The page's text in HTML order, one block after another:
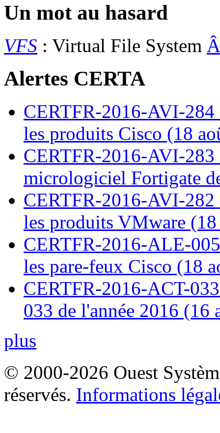
Un mot au hasard
VFS : Virtual File System
Alertes CERTA
CERTFR-2016-AVI-
les produits Cisco (18
CERTFR-2016-AVI-
micrologiciel Fortigate
CERTFR-2016-AVI-
les produits VMware
CERTFR-2016-ALE-
les pare-feux Cisco (18
CERTFR-2016-ACT-
033 de l'année 2016 (16
plus
© 2000-2026 Ouest
réservés. Informations